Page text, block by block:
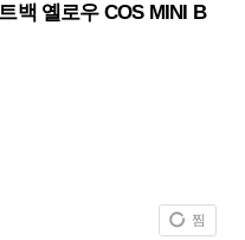
백 옐로우 COS MINI B
찜